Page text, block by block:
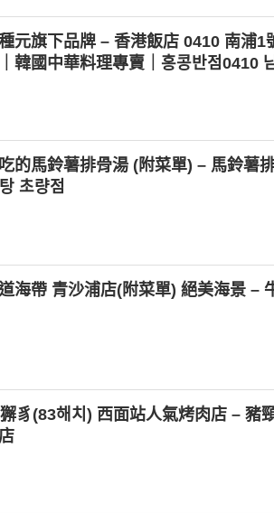
種元旗下品牌 – 香港飯店 0410 南浦
韓國中華料理專賣｜홍콩반점0410
吃的馬鈴薯排骨湯 (附菜單) – 馬鈴薯
초량점
道海帶 青沙浦店(附菜單) 絕美海景 –
獬豸(83해치) 西面站人氣烤肉店 – 豬